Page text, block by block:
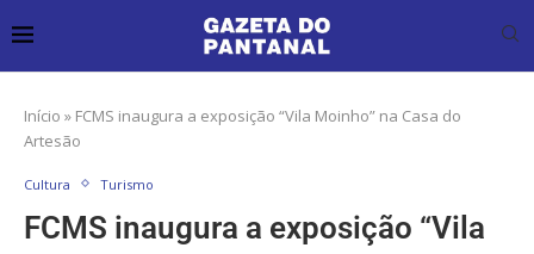
Início » FCMS inaugura a exposição “Vila Moinho” na Casa do
Artesão
Cultura Turismo
FCMS inaugura a exposição “Vila